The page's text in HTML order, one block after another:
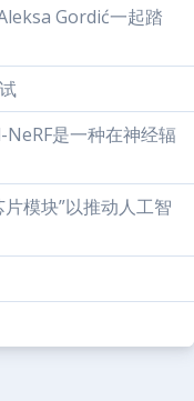
Gordić一起踏
是一种在神经辐
模块”以推动人工智